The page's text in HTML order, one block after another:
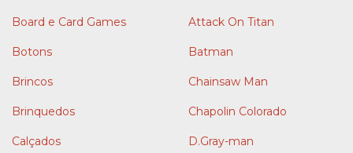
Board e Card Games
Botons
Brincos
Brinquedos
Calçados
Attack On Titan
Batman
Chainsaw Man
Chapolin Colorado
D.Gray-man